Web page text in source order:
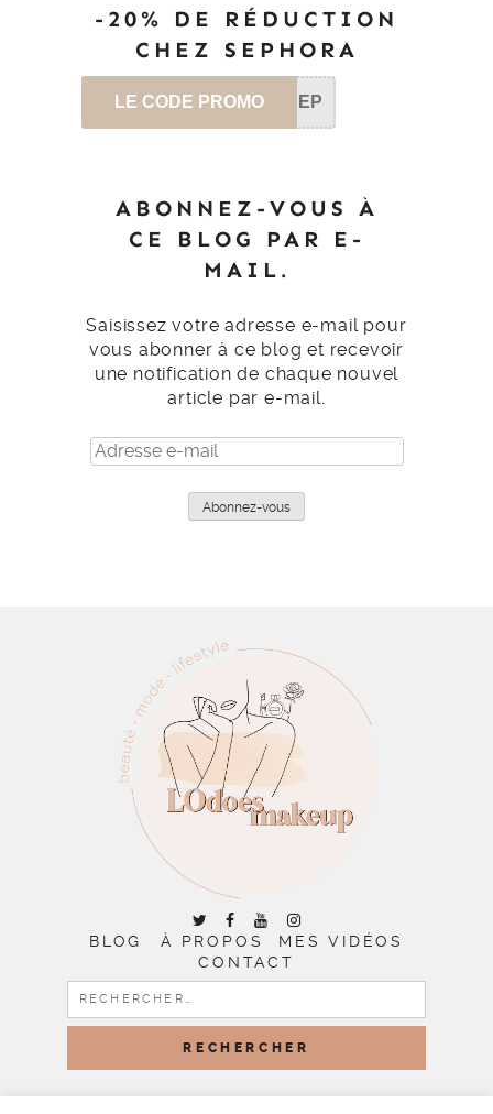
-20% DE RÉDUCTION
CHEZ SEPHORA
LE CODE PROMO SEP
ABONNEZ-VOUS À
CE BLOG PAR E-
MAIL.
Saisissez votre adresse e-mail pour
vous abonner à ce blog et recevoir
une notification de chaque nouvel
article par e-mail.
Adresse
e-
Abonnez-vous
BLOG À PROPOS
MES VIDÉOS
CONTACT
RECHERCHER :